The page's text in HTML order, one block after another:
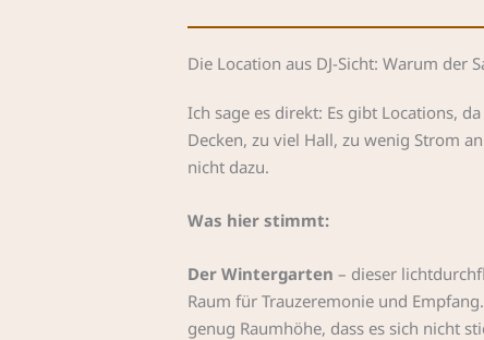
Die Location aus DJ-Sicht: Warum der
Ich sage es direkt: Es gibt Locations,
Decken, zu viel Hall, zu wenig Strom
nicht dazu.
Was hier stimmt:
Der Wintergarten – dieser
Raum für Trauzeremonie und
genug Raumhöhe, dass es sich nicht